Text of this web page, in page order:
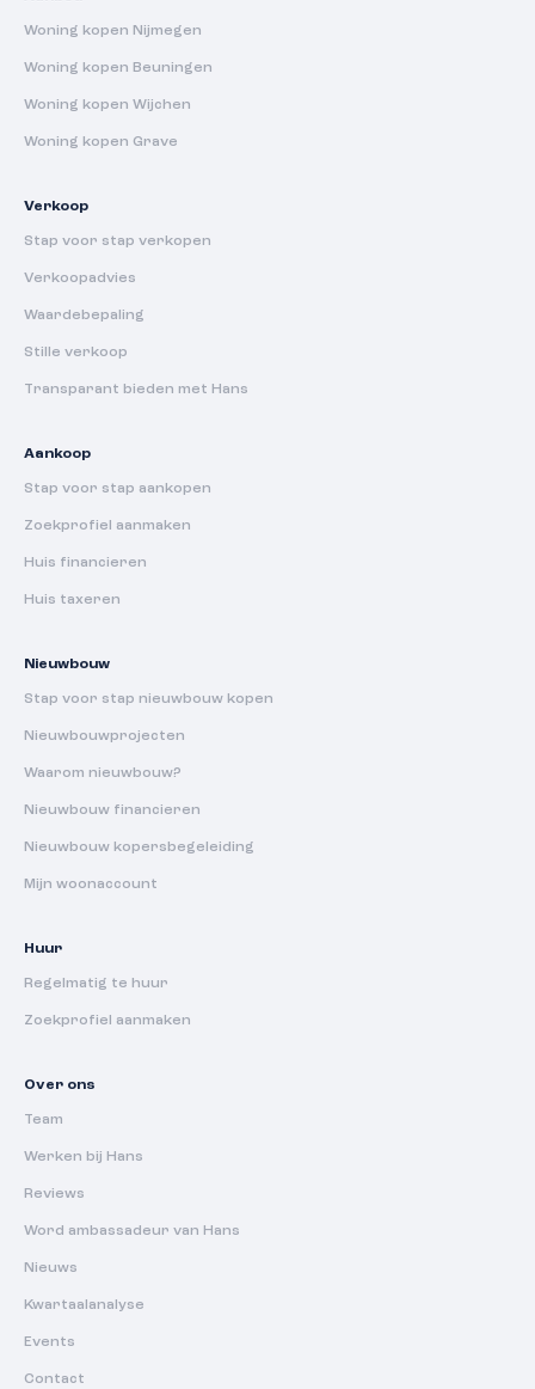
Woning kopen Nijmegen
Woning kopen Beuningen
Woning kopen Wijchen
Woning kopen Grave
Verkoop
Stap voor stap verkopen
Verkoopadvies
Waardebepaling
Stille verkoop
Transparant bieden met Hans
Aankoop
Stap voor stap aankopen
Zoekprofiel aanmaken
Huis financieren
Huis taxeren
Nieuwbouw
Stap voor stap nieuwbouw kopen
Nieuwbouwprojecten
Waarom nieuwbouw?
Nieuwbouw financieren
Nieuwbouw kopersbegeleiding
Mijn woonaccount
Huur
Regelmatig te huur
Zoekprofiel aanmaken
Over ons
Team
Werken bij Hans
Reviews
Word ambassadeur van Hans
Nieuws
Kwartaalanalyse
Events
Contact